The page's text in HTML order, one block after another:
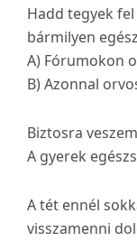
Hadd tegyek
bármilyen
A) Fórumokon
B) Azonnal
Biztosra
A gyerek
A tét ennél
visszamenni